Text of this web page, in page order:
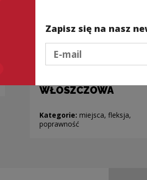
Nazwy miejscowości
o nieoczywistej
WŁOSZCZOWA
Kategorie: miejsca, fleksja,
poprawność
Zapisz się na nasz